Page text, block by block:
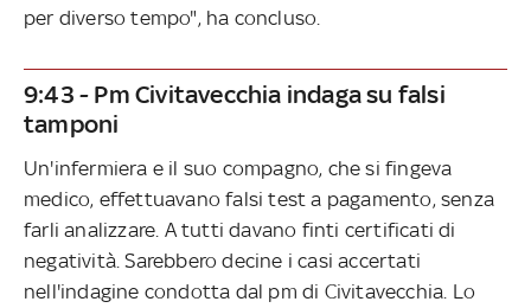
per diverso tempo", ha concluso.
9:43 - Pm Civitavecchia indaga su falsi
tamponi
Un'infermiera e il suo compagno, che si fingeva
medico, effettuavano falsi test a pagamento, senza
farli analizzare. A tutti davano finti certificati di
negatività. Sarebbero decine i casi accertati
nell'indagine condotta dal pm di Civitavecchia. Lo